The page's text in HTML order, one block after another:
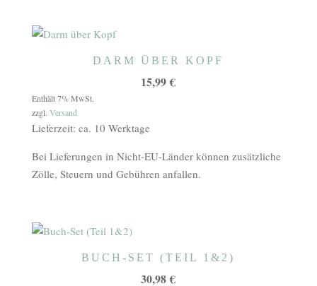
DARM ÜBER KOPF
15,99€
Enthält 7% MwSt.
zzgl. Versand
Lieferzeit: ca. 10 Werktage
Bei Lieferungen in Nicht-EU-Länder können zusätzliche
Zölle, Steuern und Gebühren anfallen.
BUCH-SET (TEIL 1&2)
30,98€